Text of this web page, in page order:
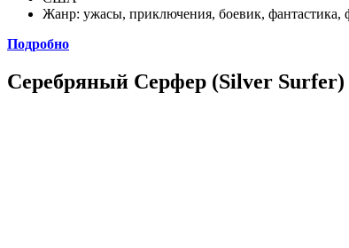
Жанр: ужасы, приключения, боевик, фантастика,
Подробно
Серебряный Серфер (Silver Surfer)